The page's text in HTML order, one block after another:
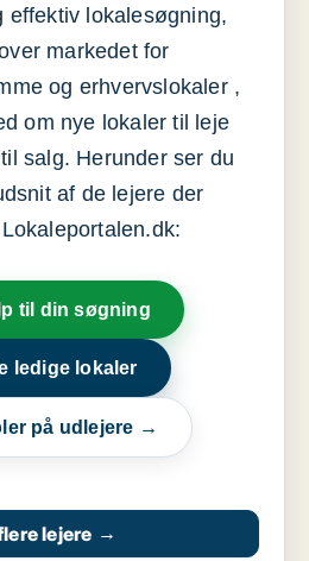
effektiv lokalesøgning,
markedet for
og erhvervslokaler ,
om nye lokaler til leje
salg. Herunder ser du
af de lejere der
til din søgning
ledige lokaler
på udlejere →
lejere →